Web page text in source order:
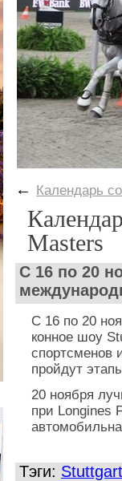
← Календарь
Masters
С 16 по 20
С 16 по 20
конное шоу
спортсменов
пройдут
20 ноября
при Longines
Тэги: